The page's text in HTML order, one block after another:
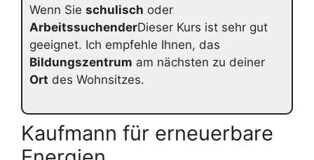
Wenn Sie schulisch oder
ArbeitssuchenderDieser Kurs ist sehr gut
geeignet. Ich empfehle Ihnen, das
Bildungszentrum am nächsten zu deiner
Ort des Wohnsitzes.
Kaufmann für erneuerbare